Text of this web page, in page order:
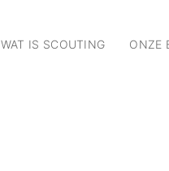
WAT IS SCOUTING ONZE